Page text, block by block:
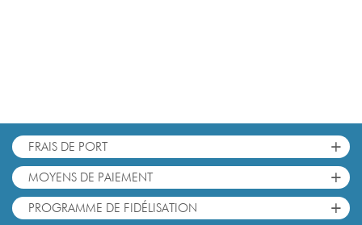
FRAIS DE PORT +
MOYENS DE PAIEMENT +
PROGRAMME DE FIDÉLISATION +